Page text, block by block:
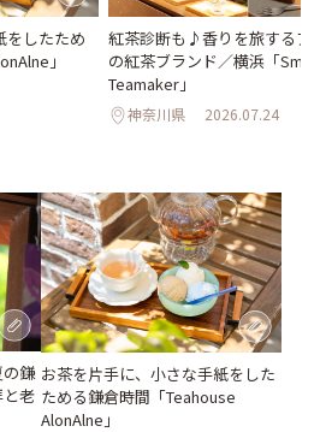
をしたため
」
紅茶診断も♪香りを旅するア
の紅茶ブランド／横浜「Smith
Teamaker」
神奈川県 2026.07.24
鎌
老
お茶を片手に、小さな手紙をした
ためる鎌倉時間「Teahouse
AlonAlne」